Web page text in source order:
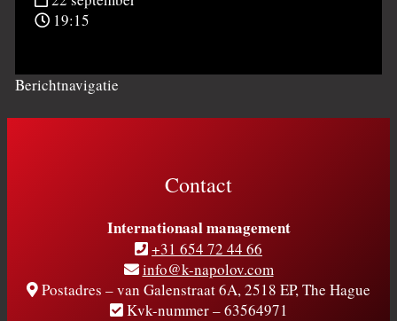
19:15
Berichtnavigatie
Contact
Internationaal management
+31 654 72 44 66
info@k-napolov.com
Postadres – van Galenstraat 6A, 2518 EP, The Hague
Kvk-nummer – 63564971